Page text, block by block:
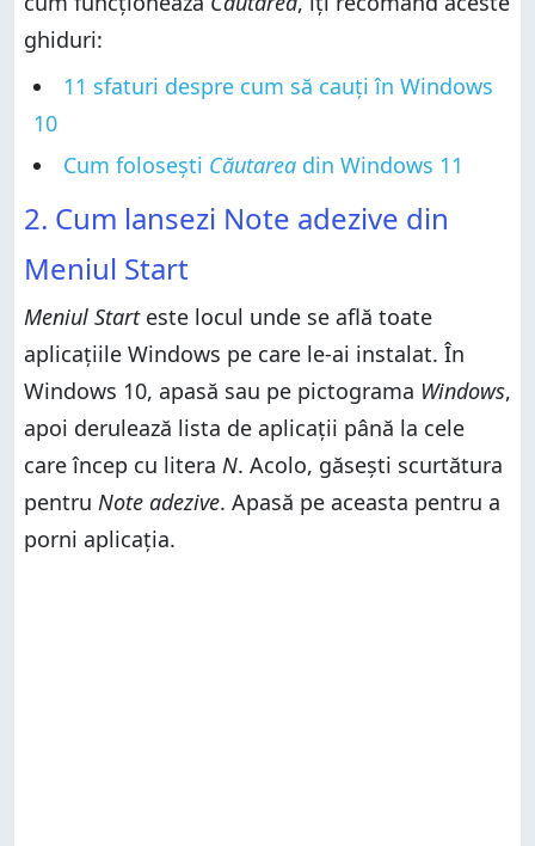
ghiduri:
11 sfaturi despre cum să cauți în Windows
10
Cum folosești Căutarea din Windows 11
2. Cum lansezi Note adezive din
Meniul Start
Meniul Starteste locul unde se află toate
aplicațiile Windows pe care le-ai instalat. În
Windows 10, apasă sau pe pictograma Windows,
apoi derulează lista de aplicații până la cele
care încep cu litera N. Acolo, găsești scurtătura
pentru Note adezive. Apasă pe aceasta pentru a
porni aplicația.